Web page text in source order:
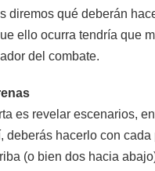
diremos qué deberán
ello ocurra tendría que
del combate.
es revelar escenarios,
deberás hacerlo con
(o bien dos hacia